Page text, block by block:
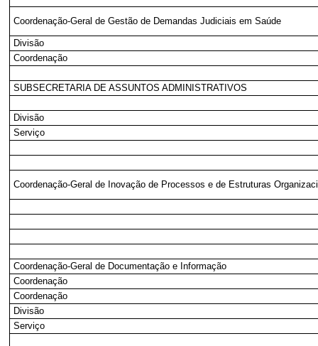
Coordenação-Geral de Gestão de Demandas Judiciais em Saúde
Divisão
Coordenação
SUBSECRETARIA DE ASSUNTOS ADMINISTRATIVOS
Divisão
Serviço
Coordenação-Geral de Inovação de Processos e de Estruturas
Coordenação-Geral de Documentação e Informação
Coordenação
Coordenação
Divisão
Serviço